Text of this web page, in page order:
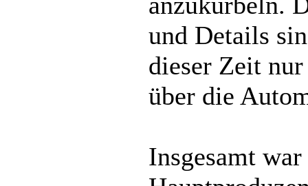
und Details
dieser Zeit
über die
Insgesamt